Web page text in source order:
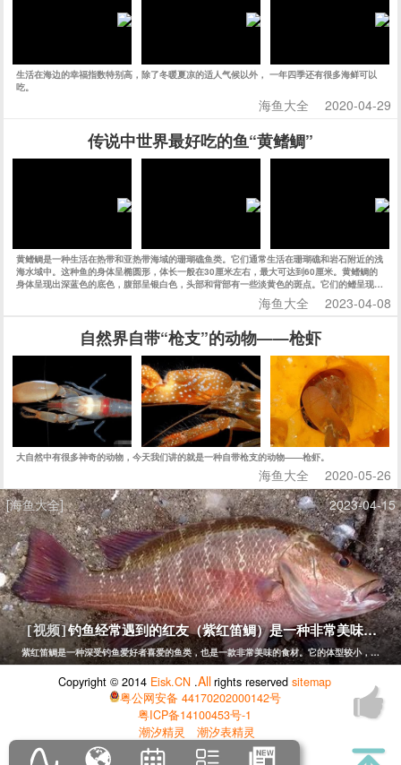
生活在海边的幸福指数特别高，除了冬暖夏凉的适人气候以外， 一年四季还有很多海鲜可以
吃。
海鱼大全 2020-04-29
传说中世界最好吃的鱼“黄鳍鲷”
黄鳍鲷是一种生活在热带和亚热带海域的珊瑚礁鱼类。它们通常生活在珊瑚礁和岩石附近的浅
海水域中。这种鱼的身体呈椭圆形，体长一般在30厘米左右，最大可达到60厘米。黄鳍鲷的
身体呈现出深蓝色的底色，腹部呈银白色，头部和背部有一些淡黄色的斑点。它们的鳍呈现出
海鱼大全 2023-04-08
自然界自带“枪支”的动物——枪虾
大自然中有很多神奇的动物，今天我们讲的就是一种自带枪支的动物——枪虾。
海鱼大全
2020-05-26
[海鱼大全]
2023-04-15
[视频]钓鱼经常遇到的红友（紫红笛鲷）是一种非常美味的鱼
紫红笛鲷是一种深受钓鱼爱好者喜爱的鱼类，也是一款非常美味的食材。它的体型较小，一般
Copyright © 2014 Eisk.CN .Allrights reservedsitemap
粤公网安备 44170202000142号
粤ICP备14100453号-1
潮汐精灵
潮汐表精灵